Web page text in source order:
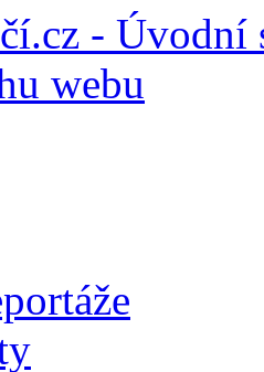
- Úvodní
webu